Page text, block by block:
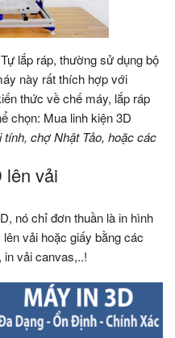
lắp ráp, thường sử dụng bộ
này rất thích hợp với
thức về chế máy, lắp ráp
chọn: Mua linh kiện 3D
chợ Nhật Tảo, hoặc các
lên vải
nó chỉ đơn thuần là in hình
vải hoặc giấy bằng các
in vải canvas,..!